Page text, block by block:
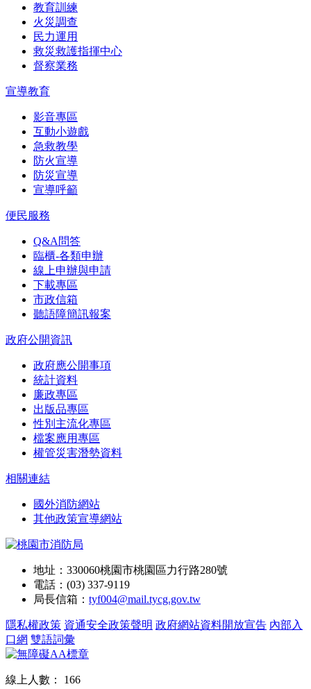
教育訓練
火災調查
民力運用
救災救護指揮中心
督察業務
宣導教育
影音專區
互動小遊戲
急救教學
防火宣導
防災宣導
宣導呼籲
便民服務
Q&A問答
臨櫃-各類申辦
線上申辦與申請
下載專區
市政信箱
聽語障簡訊報案
政府公開資訊
政府應公開事項
統計資料
廉政專區
出版品專區
性別主流化專區
檔案應用專區
權管災害潛勢資料
相關連結
國外消防網站
其他政策宣導網站
地址：330060桃園市桃園區力行路280號
電話：(03) 337-9119
局長信箱： tyf004@mail.tycg.gov.tw
隱私權政策 資通安全政策聲明 政府網站資料開放宣告 內部入
口網 雙語詞彙
線上人數： 166